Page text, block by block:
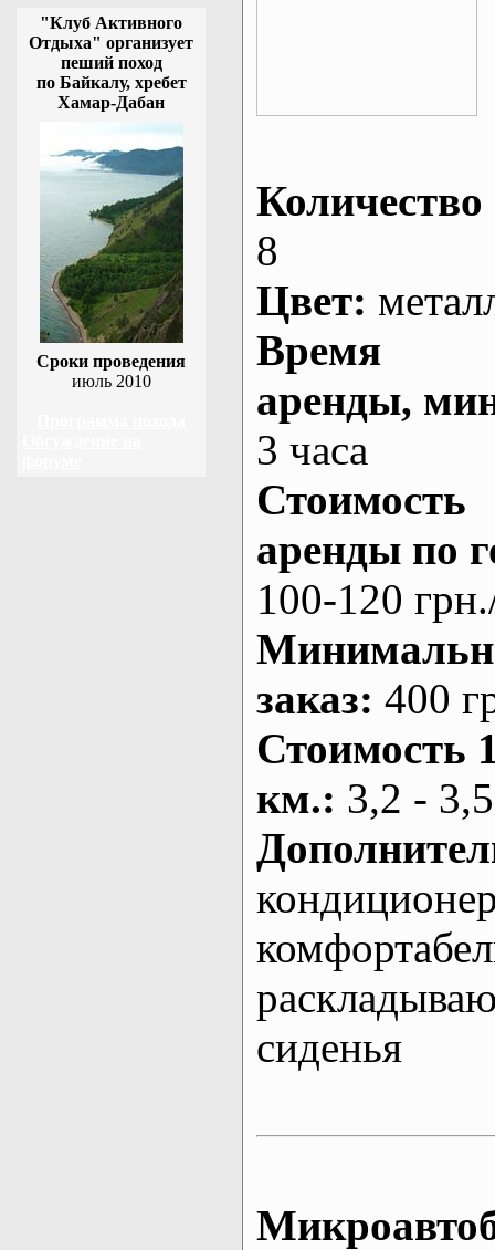
"Клуб Активного
Отдыха" организует
пеший поход
по Байкалу, хребет
Хамар-Дабан
Сроки проведения
июль 2010
Количество
8
Цвет:
Время
аренды,
3 часа
Стоимость
аренды по
100-120
заказ: 400
Стоимость
км.: 3,2 -
сиденья